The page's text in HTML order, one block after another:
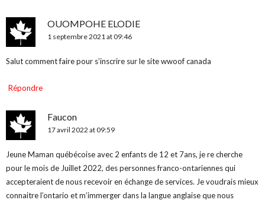
OUOMPOHE ELODIE
1 septembre 2021 at 09:46
Salut comment faire pour s’inscrire sur le site wwoof canada
Répondre
Faucon
17 avril 2022 at 09:59
Jeune Maman québécoise avec 2 enfants de 12 et 7ans, je re cherche
pour le mois de Juillet 2022, des personnes franco-ontariennes qui
accepteraient de nous recevoir en échange de services. Je voudrais mieux
connaitre l’ontario et m’immerger dans la langue anglaise que nous